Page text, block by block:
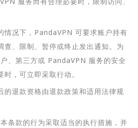
情况下，PandaVPN 可要求账户持有
查、限制、暂停或终止发出通知。为
、第三方或 PandaVPN 服务的安全
，可立即采取行动。
的退款资格由退款政策和适用法律规
条款的行为采取适当的执行措施，并